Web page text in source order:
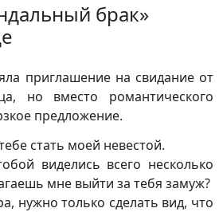
брак»
приглашение на свидание от
но вместо романтического
предложение.
стать моей невестой.
виделись всего несколько
мне выйти за тебя замуж?
нужно только сделать вид, что